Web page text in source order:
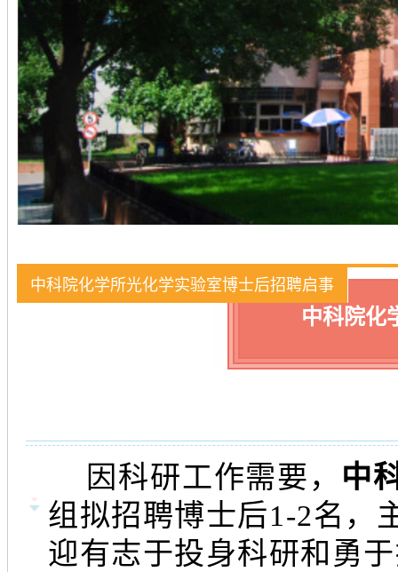
中科院化学所光化学实验室博士后招聘启事
中科院化
因科研工作需要， 中
组拟招聘博士后1-2名，
迎有志于投身科研和勇